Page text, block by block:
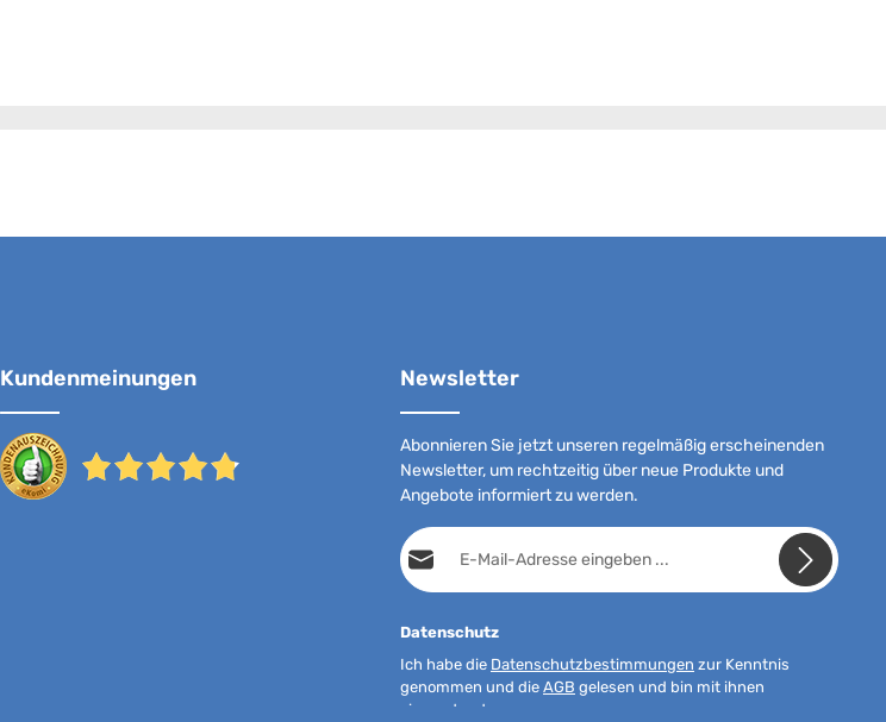
Kundenmeinungen Newsletter
Abonnieren Sie jetzt unseren regelmäßig erscheinenden
Newsletter, um rechtzeitig über neue Produkte und
Angebote informiert zu werden.
E-Mail-Adresse*
Datenschutz
Ich habe die Datenschutzbestimmungen zur Kenntnis
genommen und die AGB gelesen und bin mit ihnen
einverstanden.